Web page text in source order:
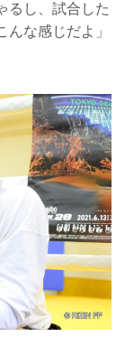
るし、試合した
な感じだよ」